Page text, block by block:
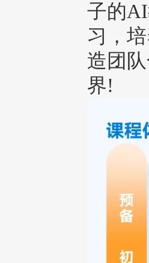
子的
习，
造团
界!